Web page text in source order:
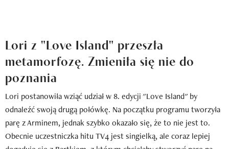
Lori z "Love Island" przeszła
metamorfozę. Zmieniła się nie do
poznania
Lori postanowiła wziąć udział w 8. edycji "Love Island" by
odnaleźć swoją drugą połówkę. Na początku programu tworzyła
parę z Arminem, jednak szybko okazało się, że to nie jest to.
Obecnie uczestniczka hitu TV4 jest singielką, ale coraz lepiej